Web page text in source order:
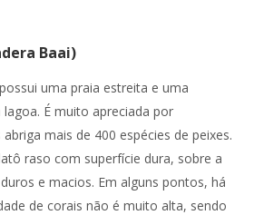
Baai)
uma praia estreita e uma
É muito apreciada por
mais de 400 espécies de peixes.
raso com superfície dura, sobre a
e macios. Em alguns pontos, há
de corais não é muito alta, sendo